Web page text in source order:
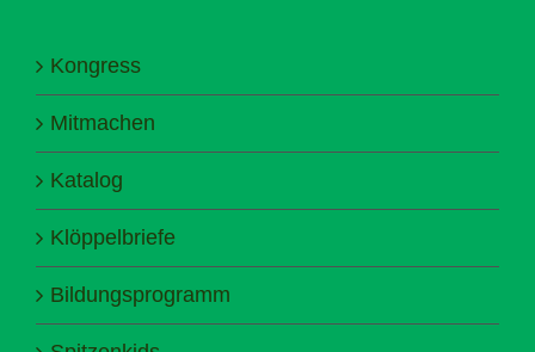
Kongress
Mitmachen
Katalog
Klöppelbriefe
Bildungsprogramm